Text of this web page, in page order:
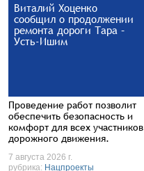
Виталий Хоценко
сообщил о продолжении
ремонта дороги Тара –
Усть-Ишим
Проведение работ позволит
обеспечить безопасность и
комфорт для всех участников
дорожного движения.
7 августа 2026 г.
рубрика: Нацпроекты